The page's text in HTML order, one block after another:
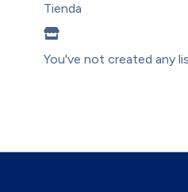
Tienda
You've not created any